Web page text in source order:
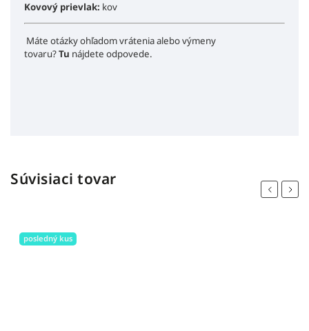
Kovový prievlak: kov
Máte otázky ohľadom vrátenia alebo výmeny
tovaru?Tu nájdete odpovede.
Súvisiaci tovar
Previous
posledný kus
Next